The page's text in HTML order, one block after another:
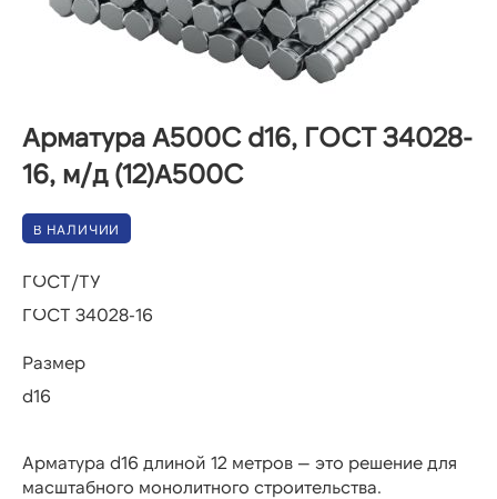
Арматура А500С d16, ГОСТ 34028-
16, м/д (12)А500С
В НАЛИЧИИ
ГОСТ/ТУ
ГОСТ 34028-16
Размер
d16
Арматура d16 длиной 12 метров — это решение для
масштабного монолитного строительства.